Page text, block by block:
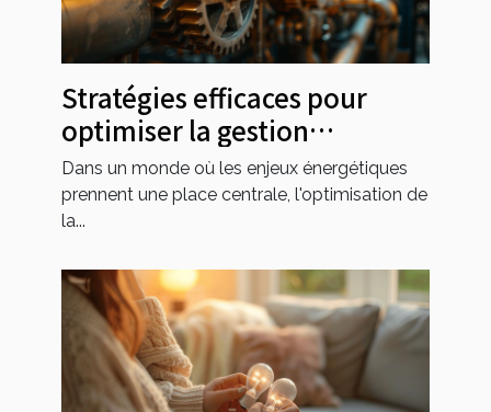
Stratégies efficaces pour
optimiser la gestion
énergétique dans l'industrie
Dans un monde où les enjeux énergétiques
prennent une place centrale, l'optimisation de
la...